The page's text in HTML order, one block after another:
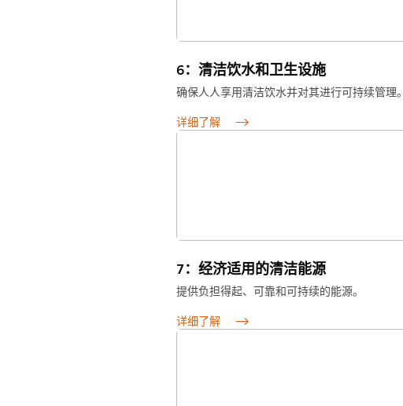
6：清洁饮水和卫生设施
确保人人享用清洁饮水并对其进行可持续管理。
详细了解
7：经济适用的清洁能源
提供负担得起、可靠和可持续的能源。
详细了解